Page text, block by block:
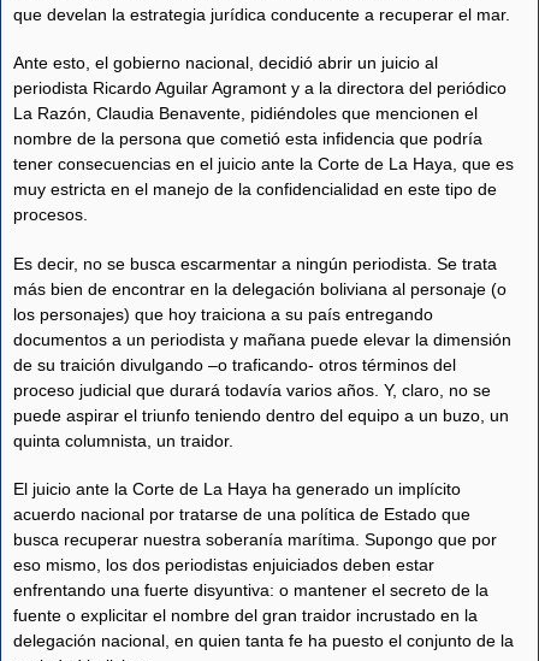
que develan la estrategia jurídica conducente a recuperar el mar.
Ante esto, el gobierno nacional, decidió abrir un juicio al
periodista Ricardo Aguilar Agramont y a la directora del periódico
La Razón, Claudia Benavente, pidiéndoles que mencionen el
nombre de la persona que cometió esta infidencia que podría
tener consecuencias en el juicio ante la Corte de La Haya, que es
muy estricta en el manejo de la confidencialidad en este tipo de
procesos.
Es decir, no se busca escarmentar a ningún periodista. Se trata
más bien de encontrar en la delegación boliviana al personaje (o
los personajes) que hoy traiciona a su país entregando
documentos a un periodista y mañana puede elevar la dimensión
de su traición divulgando –o traficando- otros términos del
proceso judicial que durará todavía varios años. Y, claro, no se
puede aspirar el triunfo teniendo dentro del equipo a un buzo, un
quinta columnista, un traidor.
El juicio ante la Corte de La Haya ha generado un implícito
acuerdo nacional por tratarse de una política de Estado que
busca recuperar nuestra soberanía marítima. Supongo que por
eso mismo, los dos periodistas enjuiciados deben estar
enfrentando una fuerte disyuntiva: o mantener el secreto de la
fuente o explicitar el nombre del gran traidor incrustado en la
delegación nacional, en quien tanta fe ha puesto el conjunto de la